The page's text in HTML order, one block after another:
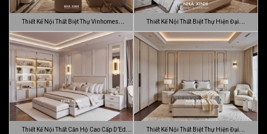
Thiết Kế Nội Thất Biệt Thự Vinhomes
Gran…
Thiết Kế Nội Thất Biệt Thự Hiện Đại
Sang…
Thiết Kế Nội Thất Căn Hộ Cao Cấp D’Edge Thiết Kế Nội Thất Biệt Thự Hiện Đại